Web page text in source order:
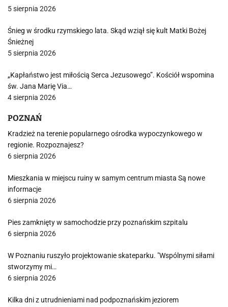
5 sierpnia 2026
Śnieg w środku rzymskiego lata. Skąd wziął się kult Matki Bożej
Śnieżnej
5 sierpnia 2026
„Kapłaństwo jest miłością Serca Jezusowego”. Kościół wspomina
św. Jana Marię Via…
4 sierpnia 2026
POZNAŃ
Kradzież na terenie popularnego ośrodka wypoczynkowego w
regionie. Rozpoznajesz?
6 sierpnia 2026
Mieszkania w miejscu ruiny w samym centrum miasta Są nowe
informacje
6 sierpnia 2026
Pies zamknięty w samochodzie przy poznańskim szpitalu
6 sierpnia 2026
W Poznaniu ruszyło projektowanie skateparku. "Wspólnymi siłami
stworzymy mi…
6 sierpnia 2026
Kilka dni z utrudnieniami nad podpoznańskim jeziorem